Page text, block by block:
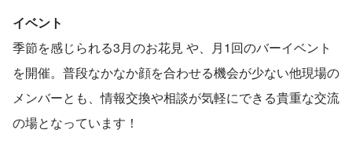
イベント
季節を感じられる3月のお花見 や、月1回のバーイベント
を開催。普段なかなか顔を合わせる機会が少ない他現場の
メンバーとも、情報交換や相談が気軽にできる貴重な交流
の場となっています！